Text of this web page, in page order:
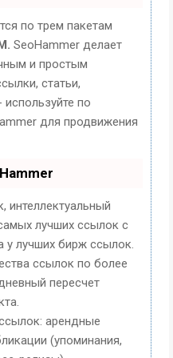
по трем пакетам
SeoHammer делает
и простым
статьи,
по
для продвижения
интеллектуальный
лучших ссылок с
у лучших бирж ссылок.
ссылок по более
пересчет
арендные
(упоминания,